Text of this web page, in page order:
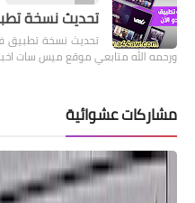
تحديث نسخة تطبيق
ورحمه الله متابعي موقع ميس سات
مشاركات عشوائية